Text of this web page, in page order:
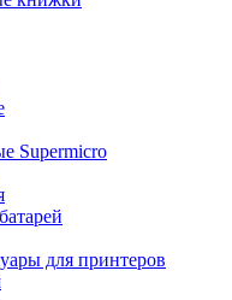
Supermicro
для принтеров